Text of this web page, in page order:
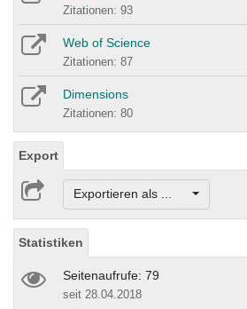
Zitationen: 93
Web of Science
Zitationen: 87
Dimensions
Zitationen: 80
Export
Exportieren als ...
Statistiken
Seitenaufrufe: 79
seit 28.04.2018